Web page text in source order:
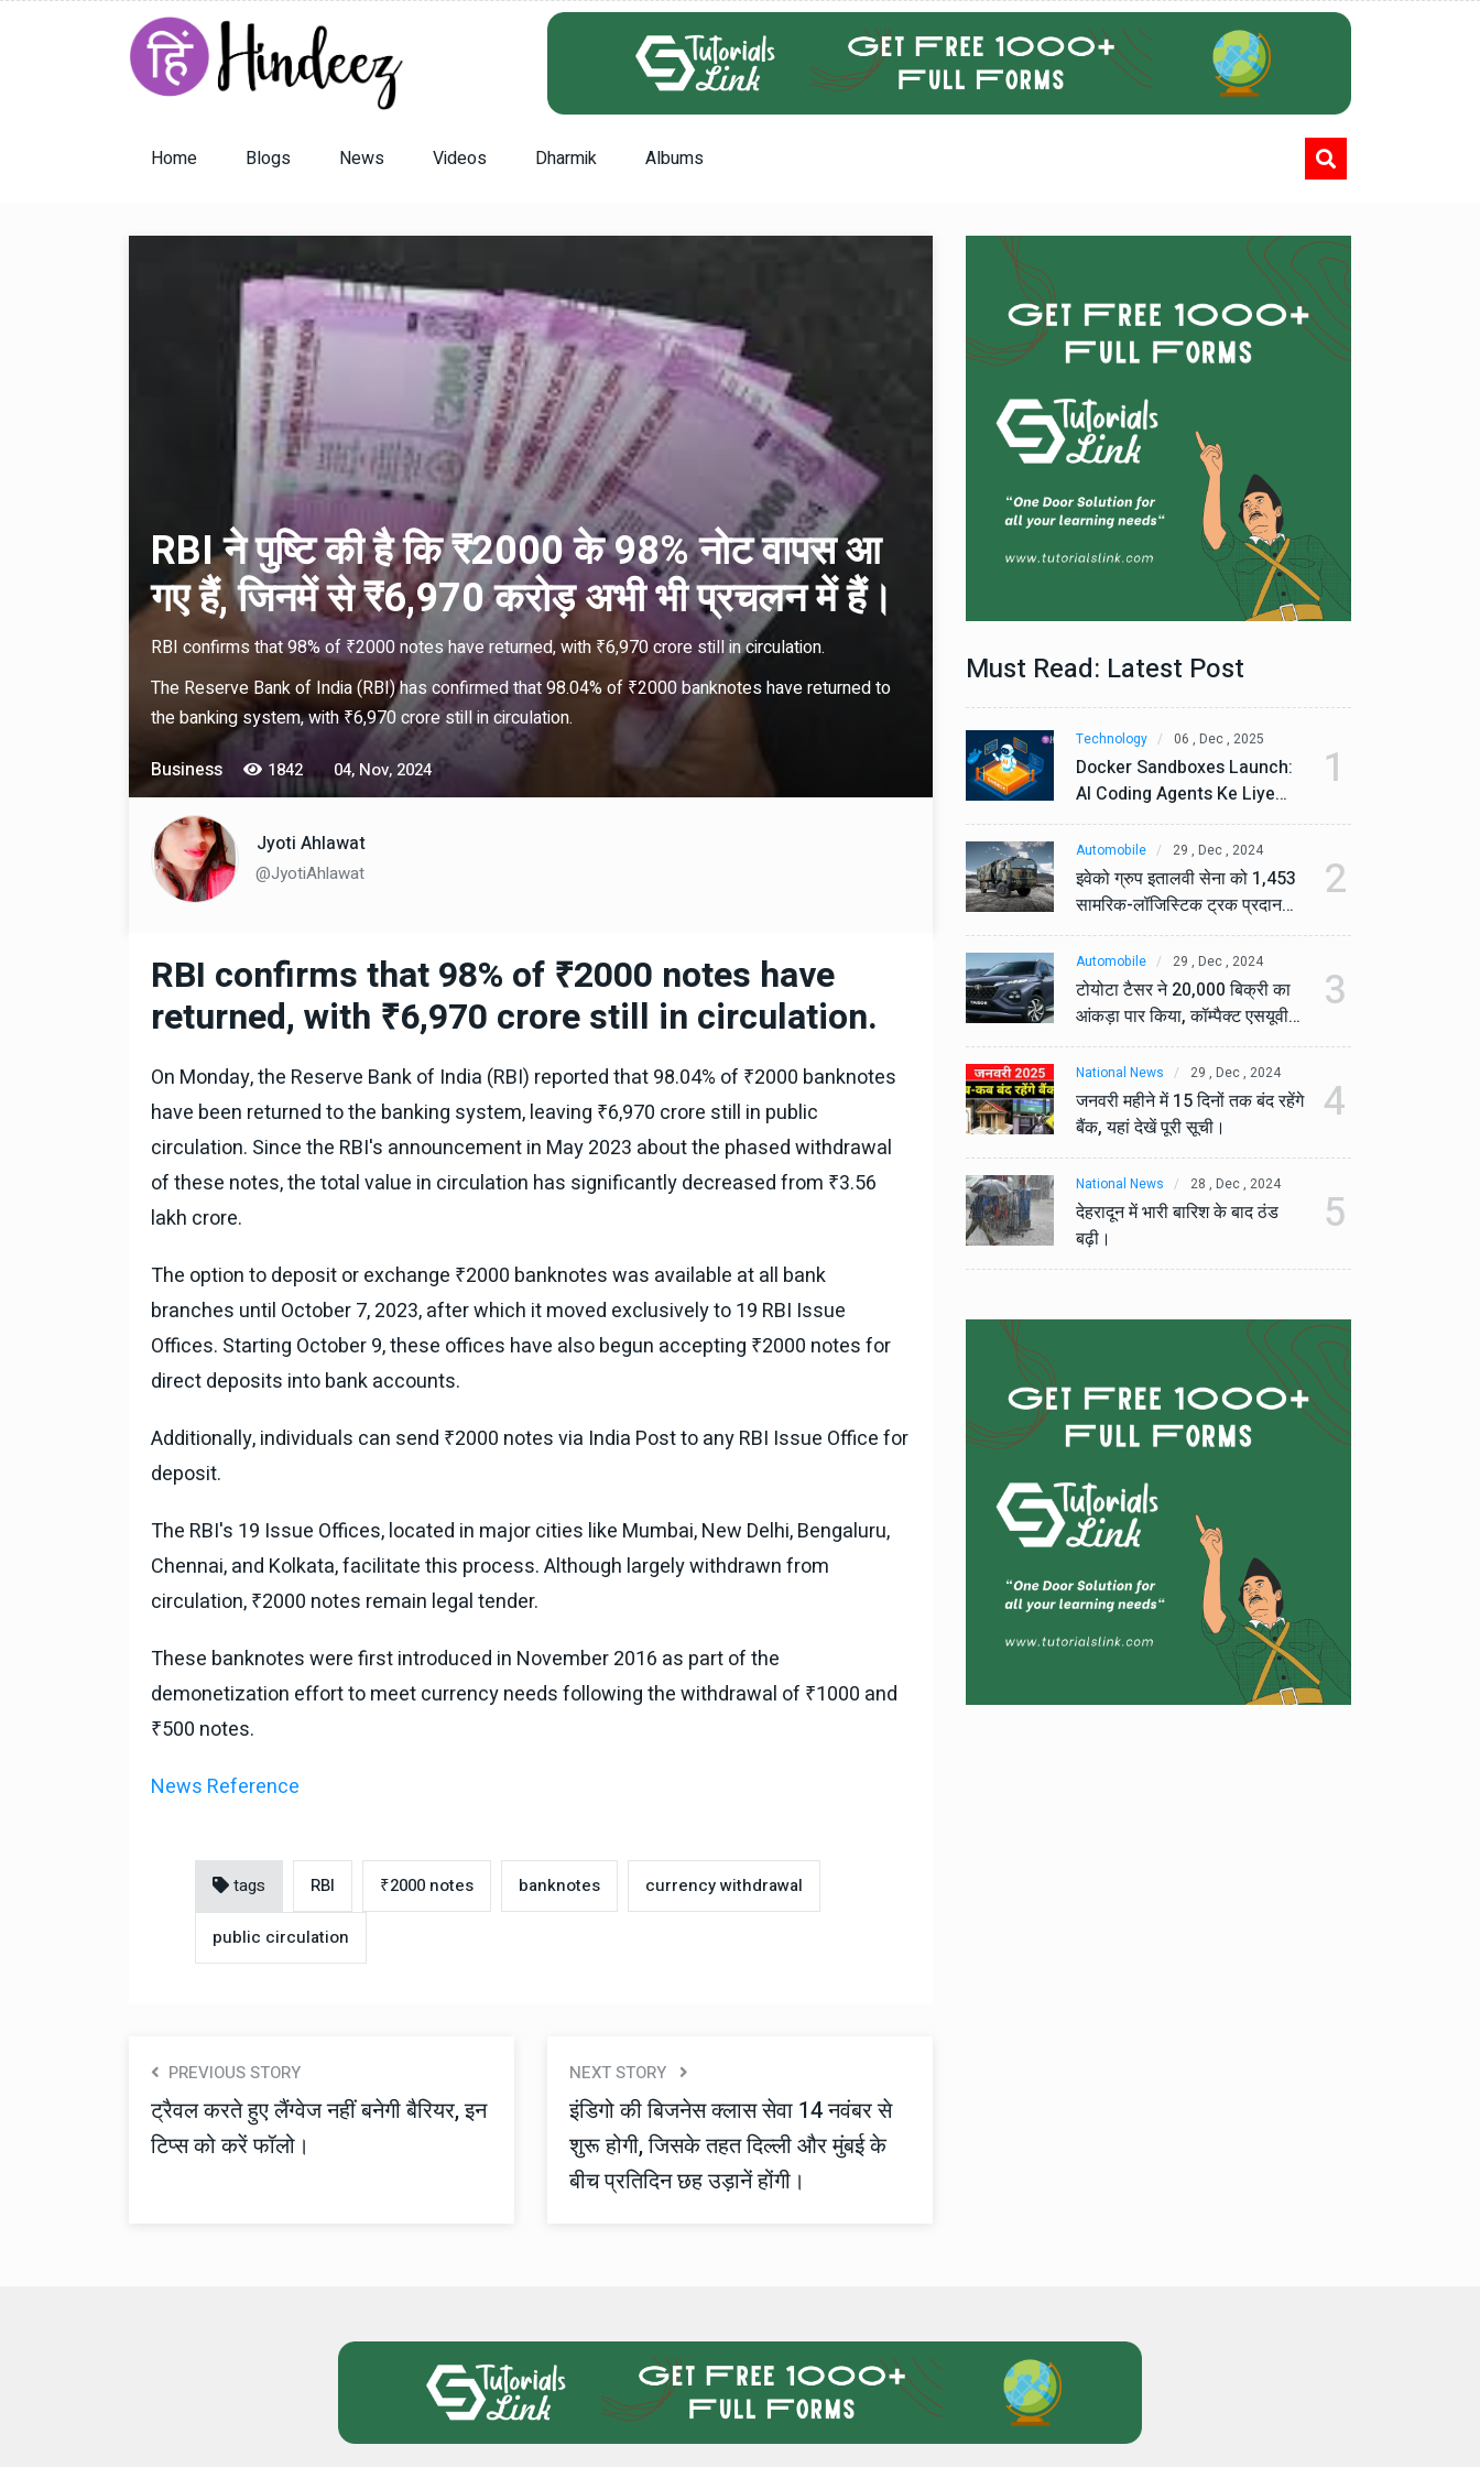
Home Blogs News Videos Dharmik Albums
RBI ने पुष्टि की है कि ₹2000 के 98% नोट वापस आ
गए हैं, जिनमें से ₹6,970 करोड़ अभी भी प्रचलन में हैं।
RBI confirms that 98% of ₹2000 notes have returned, with ₹6,970 crore still in circulation.
The Reserve Bank of India (RBI) has confirmed that 98.04% of ₹2000 banknotes have returned to
the banking system, with ₹6,970 crore still in circulation.
Business
1842 04, Nov, 2024
Jyoti Ahlawat
@JyotiAhlawat
RBI confirms that 98% of ₹2000 notes have
returned, with ₹6,970 crore still in circulation.
On Monday, the Reserve Bank of India (RBI) reported that 98.04% of ₹2000 banknotes
have been returned to the banking system, leaving ₹6,970 crore still in public
circulation. Since the RBI's announcement in May 2023 about the phased withdrawal
of these notes, the total value in circulation has significantly decreased from ₹3.56
lakh crore.
The option to deposit or exchange ₹2000 banknotes was available at all bank
branches until October 7, 2023, after which it moved exclusively to 19 RBI Issue
Offices. Starting October 9, these offices have also begun accepting ₹2000 notes for
direct deposits into bank accounts.
Additionally, individuals can send ₹2000 notes via India Post to any RBI Issue Office for
deposit.
The RBI's 19 Issue Offices, located in major cities like Mumbai, New Delhi, Bengaluru,
Chennai, and Kolkata, facilitate this process. Although largely withdrawn from
circulation, ₹2000 notes remain legal tender.
These banknotes were first introduced in November 2016 as part of the
demonetization effort to meet currency needs following the withdrawal of ₹1000 and
₹500 notes.
News Reference
tags RBI ₹2000 notes banknotes currency withdrawal
public circulation
PREVIOUS STORY
ट्रैवल करते हुए लैंग्वेज नहीं बनेगी बैरियर, इन
टिप्स को करें फॉलो।
NEXT STORY
इंडिगो की बिजनेस क्लास सेवा 14 नवंबर से
शुरू होगी, जिसके तहत दिल्ली और मुंबई के
बीच प्रतिदिन छह उड़ानें होंगी।
Must Read: Latest Post
06 , Dec , 2025
Docker Sandboxes Launch:
AI Coding Agents Ke Liye
Automobile
इवेको ग्रुप इतालवी सेना को 1,453
Automobile 29 , Dec , 2024
टोयोटा टैसर ने 20,000 बिक्री का
आंकड़ा पार किया, कॉम्पैक्ट एसयूवी
सेगमेंट में मजबूत प्रभाव डाला।
3
National News 29 , Dec , 2024
जनवरी महीने में 15 दिनों तक बंद रहेंगे
बैंक, यहां देखें पूरी सूची।
4
National News 28 , Dec , 2024
Docker Sandboxes Launch:
AI Coding Agents Ke Liye
Automobile
टोयोटा टैसर ने 20,000 बिक्री का
आंकड़ा पार किया, कॉम्पैक्ट एसयूवी
National News 29 , Dec , 2024
जनवरी महीने में 15 दिनों तक बंद रहेंगे
बैंक, यहां देखें पूरी सूची।
National News 28 , Dec , 2024
Technology 06 , Dec , 2025
Docker Sandboxes Launch:
AI Coding Agents Ke Liye
Secure Solution | Hindeez
1
Automobile 29 , Dec , 2024
इवेको ग्रुप इतालवी सेना को 1,453
सामरिक-लॉजिस्टिक ट्रक प्रदान
करेगा।
2
Automobile 29 , Dec , 2024
टोयोटा टैसर ने 20,000 बिक्री का
आंकड़ा पार किया, कॉम्पैक्ट एसयूवी
सेगमेंट में मजबूत प्रभाव डाला।
3
National News 29 , Dec , 2024
जनवरी महीने में 15 दिनों तक बंद रहेंगे
बैंक, यहां देखें पूरी सूची।
4
National News 28 , Dec , 2024
देहरादून में भारी बारिश के बाद ठंड
बढ़ी।
5